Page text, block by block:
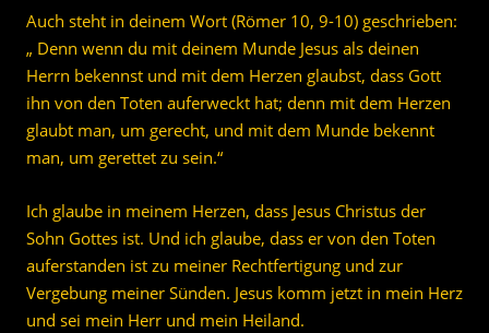
Auch steht in deinem Wort (Römer 10, 9-10) geschrieben:
„ Denn wenn du mit deinem Munde Jesus als deinen
Herrn bekennst und mit dem Herzen glaubst, dass Gott
ihn von den Toten auferweckt hat; denn mit dem Herzen
glaubt man, um gerecht, und mit dem Munde bekennt
man, um gerettet zu sein.“
Ich glaube in meinem Herzen, dass Jesus Christus der
Sohn Gottes ist. Und ich glaube, dass er von den Toten
auferstanden ist zu meiner Rechtfertigung und zur
Vergebung meiner Sünden. Jesus komm jetzt in mein Herz
und sei mein Herr und mein Heiland.